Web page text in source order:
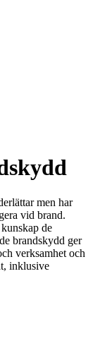
men har
vid brand.
de
brandskydd ger
verksamhet och
inklusive